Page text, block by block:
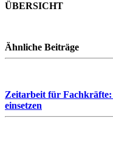
ÜBERSICHT
Ähnliche Beiträge
Zeitarbeit für Fachkräfte:
einsetzen